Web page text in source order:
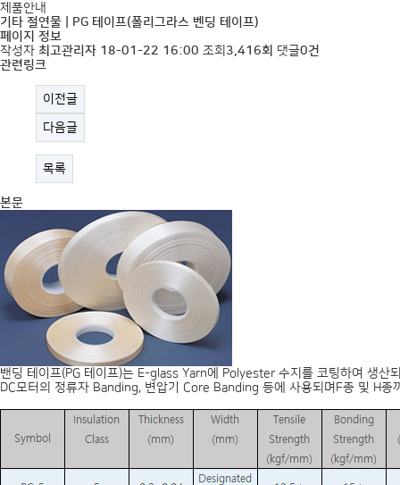
제품안내
기타 절연물 | PG 테이프(폴리그라스 벤딩 테이프)
페이지 정보
작성자 최고관리자 18-01-22 16:00 조회 3,416회 댓글0건
관련링크
이전글
다음글
목록
본문
밴딩 테이프(PG 테이프)는 E-glass Yarn에 Polyester 수지를 코팅하여 생산
DC모터의 정류자 Banding, 변압기 Core Banding 등에 사용되며F종 및 H